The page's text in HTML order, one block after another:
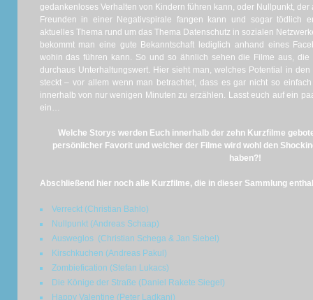
gedankenloses Verhalten von Kindern führen kann, oder Nullpunkt,
Freunden in einer Negativspirale fangen kann und sogar tödlich
aktuelles Thema rund um das Thema Datenschutz in sozialen
bekommt man eine gute Bekanntschaft lediglich anhand eines
wohin das führen kann. So und so ähnlich sehen die Filme aus,
durchaus Unterhaltungswert. Hier sieht man, welches Potential
in den
steckt – vor allem wenn man betrachtet, dass es gar nicht so
innerhalb von nur wenigen Minuten zu erzählen. Lasst euch auf ein
ein…
Welche Storys werden Euch innerhalb der zehn Kurzfilme
persönlicher Favorit und welcher der Filme wird wohl den
haben?!
Abschließend hier noch alle Kurzfilme, die in dieser Sammlung
Verreckt (Christian Bahlo)
Nullpunkt (Andreas Schaap)
Ausweglos (Christian Schega & Jan Siebel)
Kirschkuchen (Andreas Pakul)
Zombiefication (Stefan Lukacs)
Die Könige der Straße (Daniel Rakete Siegel)
Happy Valentine (Peter Ladkani)